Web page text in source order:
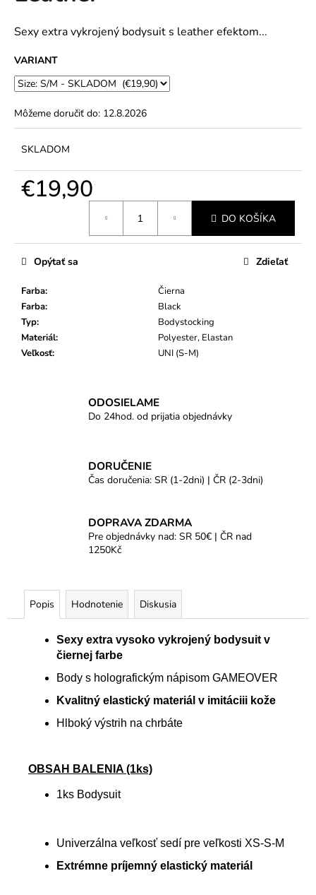
hviezdičiek.
Sexy extra vykrojený bodysuit s leather efektom...
VARIANT
Môžeme doručiť do: 12.8.2026
SKLADOM
€19,90
DO KOŠÍKA
Farba:
Čierna
Farba:
Black
Typ:
Bodystocking
Materiál:
Polyester, Elastan
Veľkosť: UNI (S-M)
Opýtať sa Zdieľať
ODOSIELAME
Do 24hod. od prijatia objednávky
DORUČENIE
Čas doručenia: SR (1-2dni) | ČR (2-3dni)
DOPRAVA ZDARMA
Pre objednávky nad: SR 50€ | ČR nad
1250Kč
Popis Hodnotenie Diskusia
Sexy extra vysoko vykrojený bodysuit v
čiernej farbe
Body s holografickým nápisom GAMEOVER
Kvalitný elastický materiál v imitáciii kože
Hlboký výstrih na chrbáte
OBSAH BALENIA (1ks)
1ks Bodysuit
Univerzálna veľkosť sedí pre veľkosti XS-S-M
Extrémne príjemný elastický materiál
m